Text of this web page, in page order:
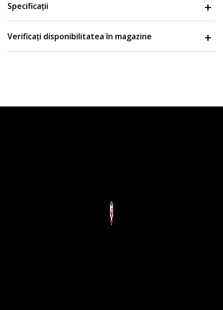
Specificații
Verificați disponibilitatea în magazine